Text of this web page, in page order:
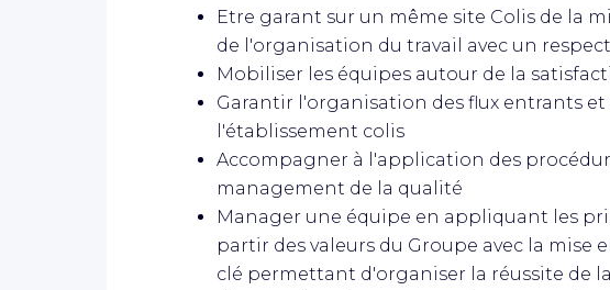
Etre garant sur un même site Colis de la
de l'organisation du travail avec un respect
Mobiliser les équipes autour de la
Garantir l'organisation des flux entrants et
l'établissement colis
Accompagner à l'application des
management de la qualité
Manager une équipe en appliquant les
partir des valeurs du Groupe avec la mise
clé permettant d'organiser la réussite de